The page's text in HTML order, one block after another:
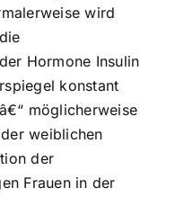
wird
Hormone Insulin
konstant
möglicherweise
weiblichen
der
Frauen in der